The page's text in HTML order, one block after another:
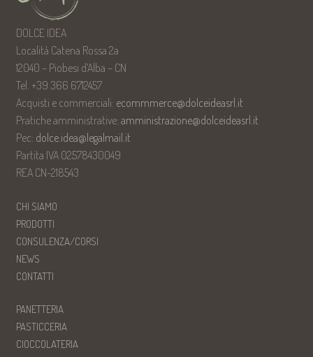
DOLCE IDEA
Località Catena Rossa 2a
12040 – Piobesi d’Alba – CN
Tel. +39 366 6712457
Acquisti e commerciali: ecommmerce@dolceideasrl.it
Pratiche amministrative: amministrazione@dolceideasrl.it
Pec: dolce.idea@legalmail.it
Partita IVA 02578430049
REA CN-218543
CHI SIAMO
PRODOTTI
CONSULENZA/CORSI
NEWS
CONTATTI
PANETTERIA
PASTICCERIA
CIOCCOLATERIA